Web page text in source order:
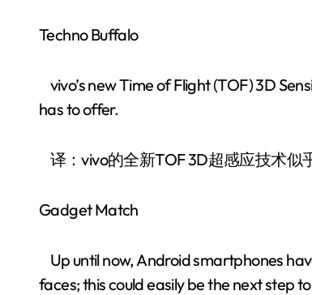
Techno Buffalo
vivo’s new Time of Flight (TOF) 3D
has to offer.
译：vivo的全新TOF 3D超感应技术似
Gadget Match
Up until now, Android smartphones
faces; this could easily be the next step